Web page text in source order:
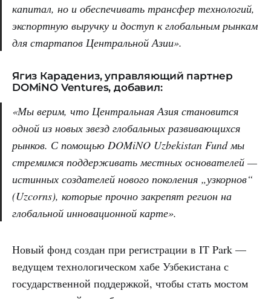
капитал, но и обеспечивать трансфер технологий,
экспортную выручку и доступ к глобальным рынкам
для стартапов Центральной Азии».
Ягиз Карадениз, управляющий партнер
DOMiNO Ventures, добавил:
«Мы верим, что Центральная Азия становится
одной из новых звезд глобальных развивающихся
рынков. С помощью DOMiNO Uzbekistan Fund мы
стремимся поддерживать местных основателей —
истинных создателей нового поколения „узкорнов“
(Uzcorns), которые прочно закрепят регион на
глобальной инновационной карте».
Новый фонд создан при регистрации в IT Park —
ведущем технологическом хабе Узбекистана с
государственной поддержкой, чтобы стать мостом